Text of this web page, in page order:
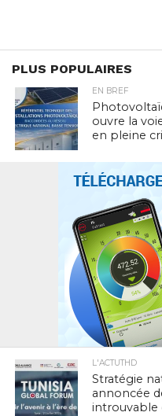
PLUS POPULAIRES
EN BREF
ouvre la
en pleine
L'ACTUTHD
Stratégie
annoncée
introuvable